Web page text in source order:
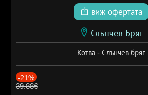
виж офертата
Слънчев Бряг
Котва - Слънчев бряг
-21%
39.88€